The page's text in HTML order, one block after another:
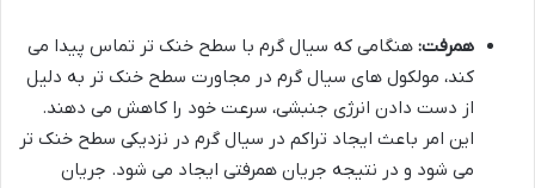
همرفت: هنگامی که سیال گرم با سطح خنک تر تماس پیدا می
کند، مولکول های سیال گرم در مجاورت سطح خنک تر به دلیل
از دست دادن انرژی جنبشی، سرعت خود را کاهش می دهند.
این امر باعث ایجاد تراکم در سیال گرم در نزدیکی سطح خنک تر
می شود و در نتیجه جریان همرفتی ایجاد می شود. جریان